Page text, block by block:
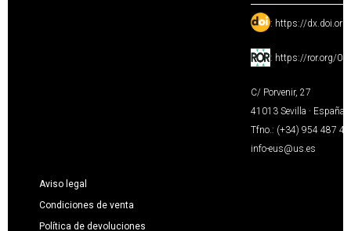
: https://
: https://ror.org/
C/ Porvenir, 27
41013 Sevilla · España
Tfno.: (+34) 954 487
info-eus@us.es
Aviso legal
Condiciones de venta
Política de devoluciones